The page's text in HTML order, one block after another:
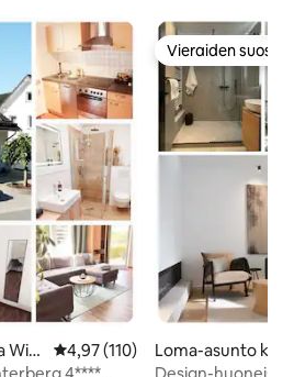
Wint
Keskimääräinen arvio 4,97/5,
4,97 (110)
Vieraiden
Vieraiden
Loma-asunto
Winterberg